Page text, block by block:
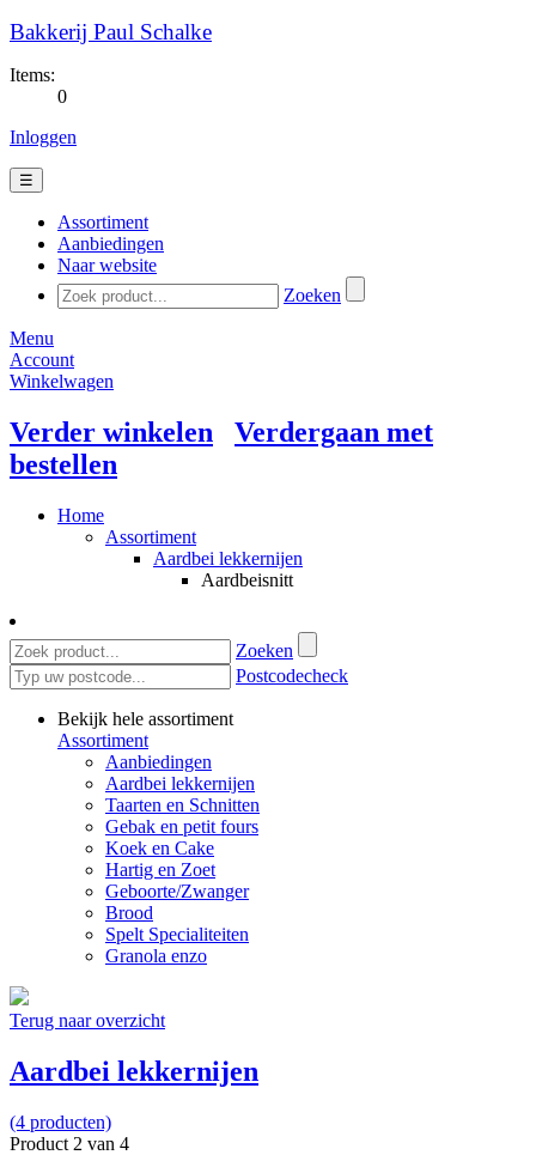
Bakkerij Paul Schalke
Items:
0
Inloggen
☰
Assortiment
Aanbiedingen
Naar website
Zoeken
Menu
Account
Winkelwagen
Verder winkelen
Verdergaan met
bestellen
Home
Assortiment
Aardbei lekkernijen
Aardbeisnitt
Zoeken
Postcodecheck
Bekijk hele assortiment
Assortiment
Aanbiedingen
Aardbei lekkernijen
Taarten en Schnitten
Gebak en petit fours
Koek en Cake
Hartig en Zoet
Geboorte/Zwanger
Brood
Spelt Specialiteiten
Granola enzo
Terug naar overzicht
Aardbei lekkernijen
(4 producten)
Product 2 van 4